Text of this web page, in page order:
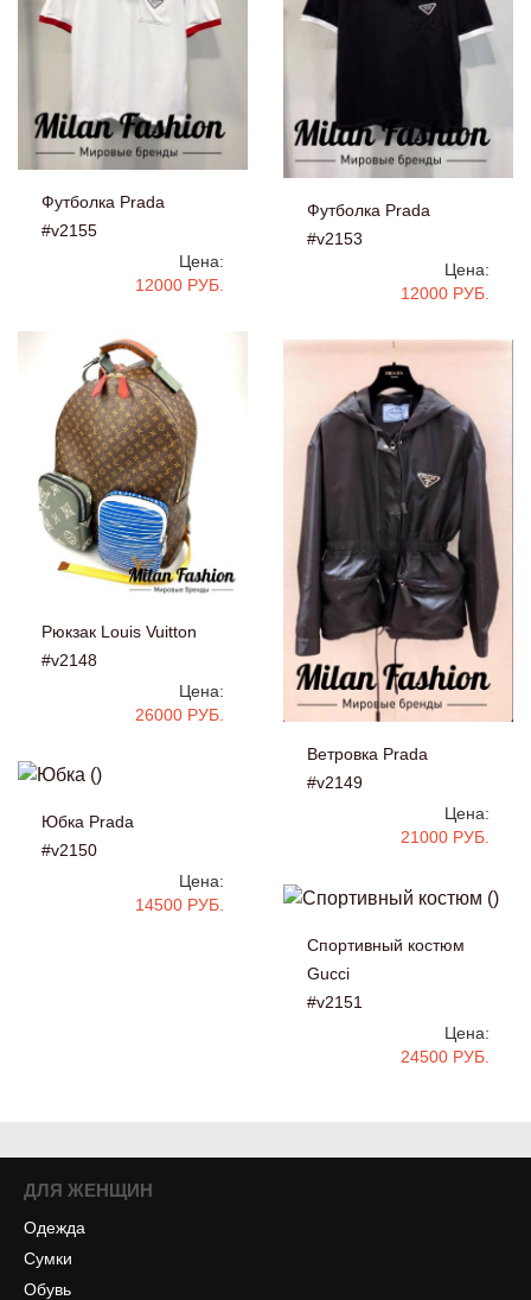
Футболка Prada
#v2155
Цена:
12000 РУБ.
Футболка Prada
#v2153
Цена:
12000 РУБ.
Рюкзак Louis Vuitton
#v2148
Цена:
26000 РУБ.
Ветровка Prada
#v2149
Цена:
21000 РУБ.
Юбка Prada
#v2150
Цена:
14500 РУБ.
Спортивный костюм
Gucci
#v2151
Цена:
24500 РУБ.
ДЛЯ ЖЕНЩИН
Одежда
Сумки
Обувь